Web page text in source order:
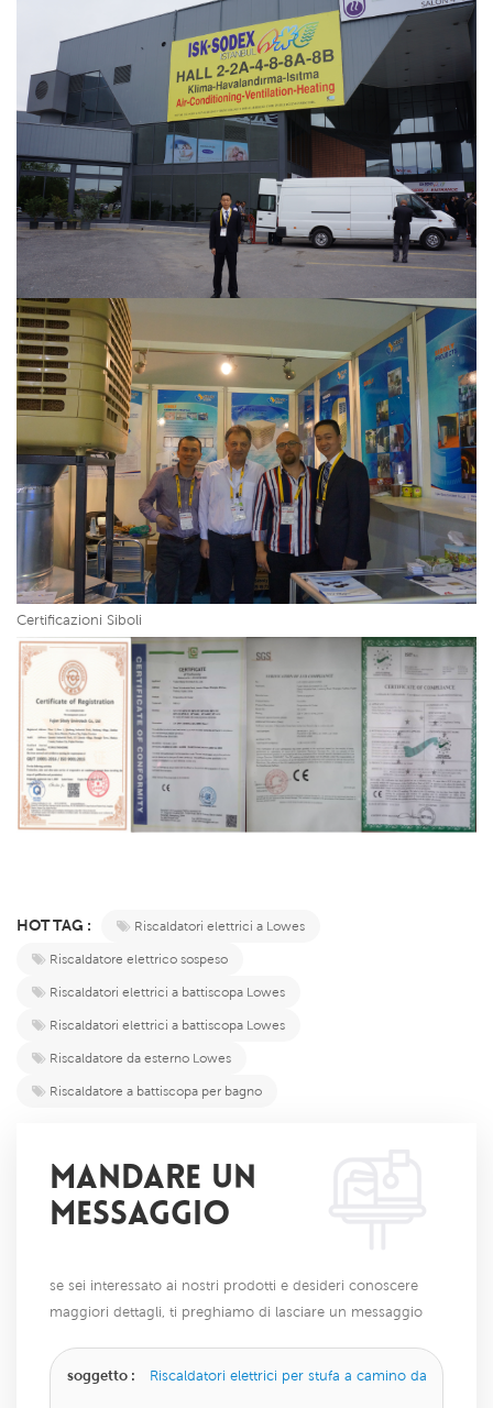
Certificazioni Siboli
HOT TAG :
Riscaldatori elettrici a Lowes
Riscaldatore elettrico sospeso
Riscaldatori elettrici a battiscopa Lowes
Riscaldatori elettrici a battiscopa Lowes
Riscaldatore da esterno Lowes
Riscaldatore a battiscopa per bagno
MANDARE UN
MESSAGGIO
se sei interessato ai nostri prodotti e desideri conoscere
maggiori dettagli, ti preghiamo di lasciare un messaggio
soggetto : Riscaldatori elettrici per stufa a camino da